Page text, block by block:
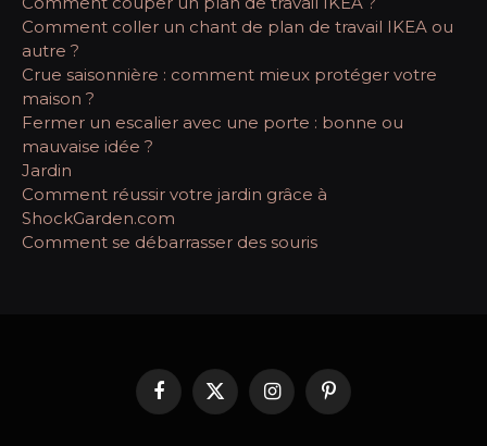
Comment coller un chant de plan de travail IKEA ou
autre ?
Crue saisonnière : comment mieux protéger votre
maison ?
Fermer un escalier avec une porte : bonne ou
mauvaise idée ?
Jardin
Comment réussir votre jardin grâce à
ShockGarden.com
Comment se débarrasser des souris
Facebook
X
(Twitter)
InstagramPinterest